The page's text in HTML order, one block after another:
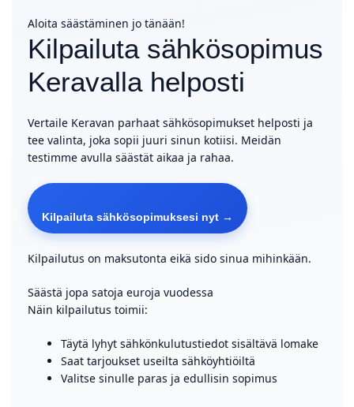
Aloita säästäminen jo tänään!
Kilpailuta sähkösopimus
Keravalla helposti
Vertaile Keravan parhaat sähkösopimukset helposti ja
tee valinta, joka sopii juuri sinun kotiisi. Meidän
testimme avulla säästät aikaa ja rahaa.
Kilpailuta sähkösopimuksesi nyt →
Kilpailutus on maksutonta eikä sido sinua mihinkään.
Säästä jopa satoja euroja vuodessa
Näin kilpailutus toimii:
Täytä lyhyt sähkönkulutustiedot sisältävä lomake
Saat tarjoukset useilta sähköyhtiöiltä
Valitse sinulle paras ja edullisin sopimus